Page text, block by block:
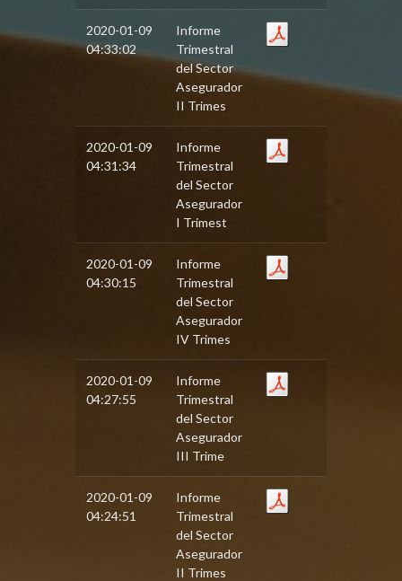
2020-01-09
04:33:02
Informe
Trimestral
del Sector
Asegurador
II Trimes
2020-01-09
04:31:34
Informe
Trimestral
del Sector
Asegurador
I Trimest
2020-01-09
04:30:15
Informe
Trimestral
del Sector
Asegurador
IV Trimes
2020-01-09
04:27:55
Informe
Trimestral
del Sector
Asegurador
III Trime
2020-01-09
04:24:51
Informe
Trimestral
del Sector
Asegurador
II Trimes